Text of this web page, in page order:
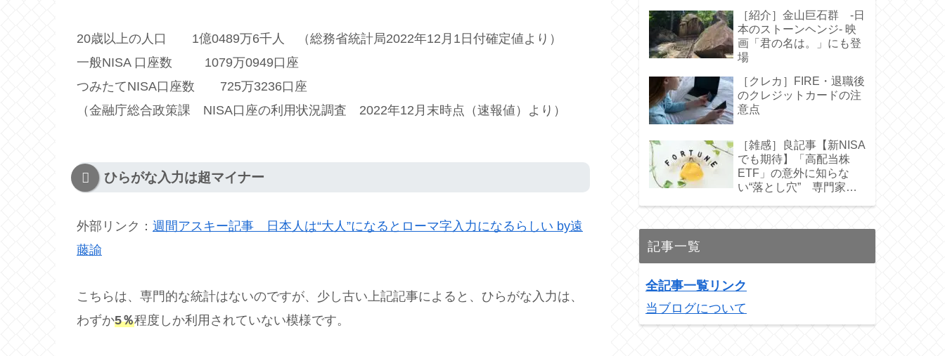
20歳以上の人口 1億0489万6千人 （総務省統計局2022年12月1日付確定値より）
一般NISA 口座数 1079万0949口座
つみたてNISA口座数 725万3236口座
（金融庁総合政策課 NISA口座の利用状況調査 2022年12月末時点（速報値）より）
ひらがな入力は超マイナー
外部リンク： 週間アスキー記事 日本人は“大人”になるとローマ字入力になるらしい by遠
藤諭
こちらは、専門的な統計はないのですが、少し古い上記記事によると、ひらがな入力は、
わずか5％程度しか利用されていない模様です。
［紹介］金山巨石群 -日
本のストーンヘンジ- 映
画「君の名は。」にも登
場
［クレカ］FIRE・退職後
のクレジットカードの注
意点
［雑感］良記事【新NISA
でも期待】「高配当株
ETF」の意外に知らな
い“落とし穴” 専門家お
記事一覧
全記事一覧リンク
当ブログについて